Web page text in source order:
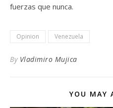
fuerzas que nunca.
Opinion Venezuela
By Vladimiro Mujica
YOU MAY